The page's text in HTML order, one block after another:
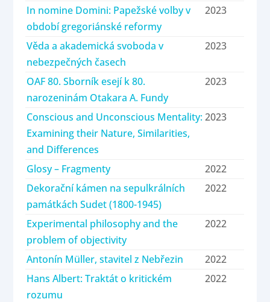
In nomine Domini: Papežské volby v
období gregoriánské reformy
2023
Věda a akademická svoboda v
nebezpečných časech
2023
OAF 80. Sborník esejí k 80.
narozeninám Otakara A. Fundy
2023
Conscious and Unconscious Mentality:
Examining their Nature, Similarities,
and Differences
2023
Glosy – Fragmenty
2022
Dekorační kámen na sepulkrálních
památkách Sudet (1800-1945)
2022
Experimental philosophy and the
problem of objectivity
2022
Antonín Müller, stavitel z Nebřezin
2022
Hans Albert: Traktát o kritickém
rozumu
2022